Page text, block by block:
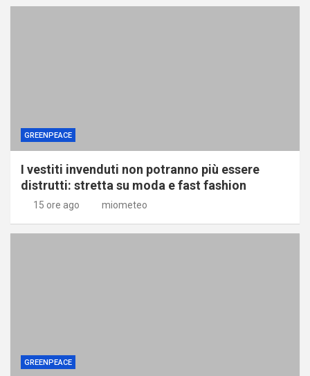
GREENPEACE
I vestiti invenduti non potranno più essere
distrutti: stretta su moda e fast fashion
15 ore ago miometeo
GREENPEACE